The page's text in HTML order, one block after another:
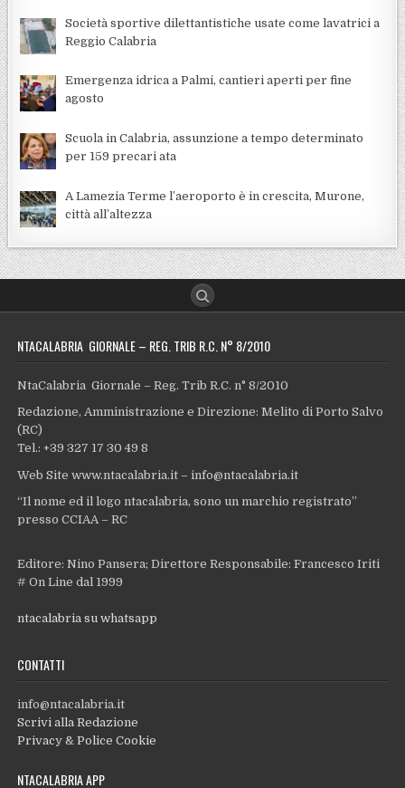
Società sportive dilettantistiche usate come lavatrici a
Reggio Calabria
Emergenza idrica a Palmi, cantieri aperti per fine
agosto
Scuola in Calabria, assunzione a tempo determinato
per 159 precari ata
A Lamezia Terme l’aeroporto è in crescita, Murone,
città all’altezza
NTACALABRIA GIORNALE – REG. TRIB R.C. N° 8/2010
NtaCalabria Giornale – Reg. Trib R.C. n° 8/2010
Redazione, Amministrazione e Direzione: Melito di Porto Salvo
(RC)
Tel.: +39 327 17 30 49 8
Web Site www.ntacalabria.it – info@ntacalabria.it
“Il nome ed il logo ntacalabria, sono un marchio registrato”
presso CCIAA – RC
Editore: Nino Pansera; Direttore Responsabile: Francesco Iriti
# On Line dal 1999
ntacalabria su whatsapp
CONTATTI
info@ntacalabria.it
Scrivi alla Redazione
Privacy & Police Cookie
NTACALABRIA APP